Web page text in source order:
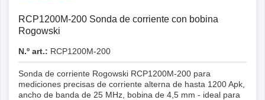
RCP1200M-200 Sonda de corriente con bobina
Rogowski
N.º art.: RCP1200M-200
Sonda de corriente Rogowski RCP1200M-200 para
mediciones precisas de corriente alterna de hasta 1200 Apk,
ancho de banda de 25 MHz, bobina de 4,5 mm - ideal para